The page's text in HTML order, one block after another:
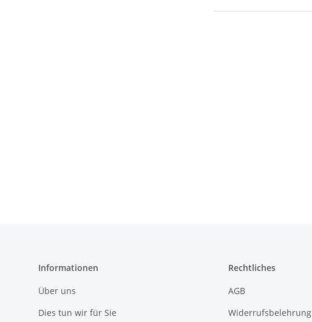
Informationen
Über uns
Dies tun wir für Sie
Rechtliches
AGB
Widerrufsbelehrung